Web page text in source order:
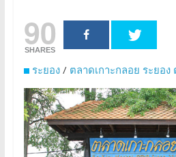
90
SHARES
ระยอง/ ตลาดเกาะกลอย ระยอง